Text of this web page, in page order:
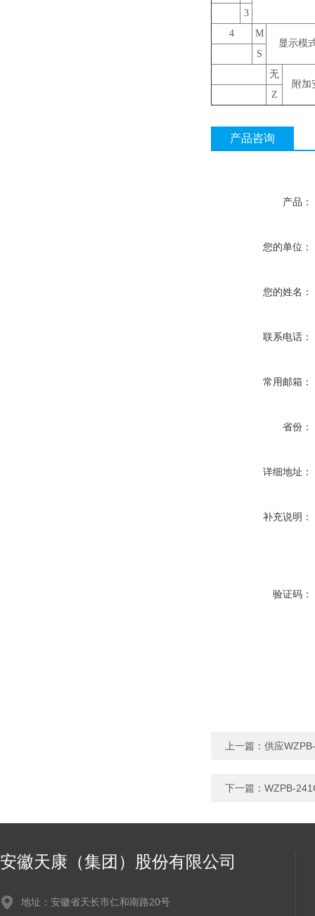
3
4
M
显示模
S
无
附加
Z
产品咨询
产品：
您的单位：
您的姓名：
联系电话：
常用邮箱：
省份：
详细地址：
补充说明：
验证码：
上一篇： 供应
下一篇： WZPB-
安徽天康（集团）股份有限公司
地址：安徽省天长市仁和南路20号